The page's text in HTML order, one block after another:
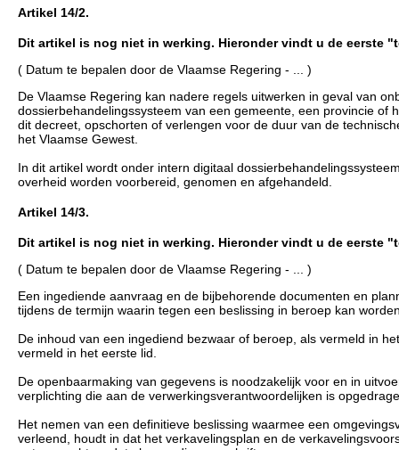
Artikel 14/2.
Dit artikel is nog niet in werking. Hieronder vindt u de eerste
( Datum te bepalen door de Vlaamse Regering - ... )
De Vlaamse Regering kan nadere regels uitwerken in geval van
dossierbehandelingssysteem van een gemeente, een provincie
dit decreet, opschorten of verlengen voor de duur van de
het Vlaamse Gewest.
In dit artikel wordt onder intern digitaal
overheid worden voorbereid, genomen en afgehandeld.
Artikel 14/3.
Dit artikel is nog niet in werking. Hieronder vindt u de eerste
( Datum te bepalen door de Vlaamse Regering - ... )
Een ingediende aanvraag en de bijbehorende documenten en
tijdens de termijn waarin tegen een beslissing in beroep kan
De inhoud van een ingediend bezwaar of beroep, als vermeld in
vermeld in het eerste lid.
De openbaarmaking van gegevens is noodzakelijk voor en in
verplichting die aan de verwerkingsverantwoordelijken is
Het nemen van een definitieve beslissing waarmee een
verleend, houdt in dat het verkavelingsplan en de